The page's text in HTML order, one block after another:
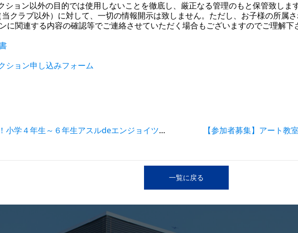
ション以外の目的では使用しないことを徹底し、厳正なる管理のもと保管致します
クラブ以外）に対して、一切の情報開示は致しません。ただし、お子様の所属
に関連する内容の確認等でご連絡させていただく場合もございますのでご理解下
ション申し込みフォーム
真夏の大冒険！小学４年生～６年生アスルdeエンジョイツアー 参加者募集のお知らせ
一覧に戻る